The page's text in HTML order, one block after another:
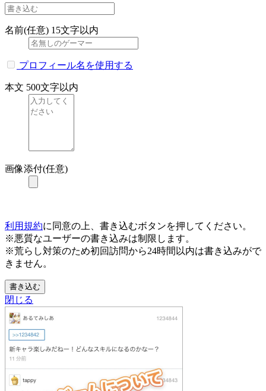
名前(任意) 15文字以内
プロフィール名を使用する
本文 500文字以内
画像添付(任意)
利用規約に同意の上、書き込むボタンを押してください。
※悪質なユーザーの書き込みは制限します。
※荒らし対策のため初回訪問から24時間以内は書き込みがで
きません。
書き込む
閉じる